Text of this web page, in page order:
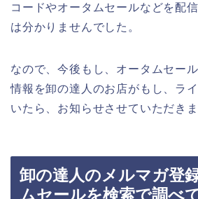
コードやオータムセールなどを配
は分かりませんでした。
なので、今後もし、オータムセー
情報を卸の達人のお店がもし、ラ
いたら、お知らせさせていただき
卸の達人のメルマガ登
ムセールを検索で調べ